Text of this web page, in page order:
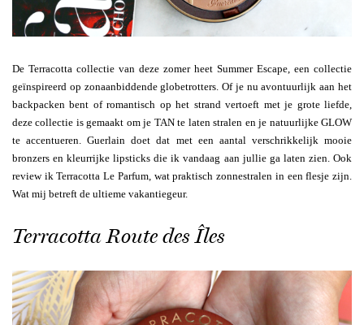
De Terracotta collectie van deze zomer heet Summer Escape, een collectie
geïnspireerd op zonaanbiddende globetrotters. Of je nu avontuurlijk aan het
backpacken bent of romantisch op het strand vertoeft met je grote liefde,
deze collectie is gemaakt om je TAN te laten stralen en je natuurlijke GLOW
te accentueren. Guerlain doet dat met een aantal verschrikkelijk mooie
bronzers en kleurrijke lipsticks die ik vandaag aan jullie ga laten zien. Ook
review ik Terracotta Le Parfum, wat praktisch zonnestralen in een flesje zijn.
Wat mij betreft de ultieme vakantiegeur.
Terracotta Route des Îles